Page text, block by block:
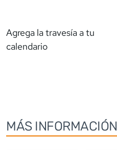
Agrega la travesía a tu
calendario
MÁS INFORMACIÓN